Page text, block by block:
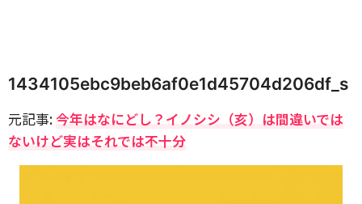
1434105ebc9beb6af0e1d45704d206df_s
元記事:今年はなにどし？イノシシ（亥）は間違いでは
ないけど実はそれでは不十分